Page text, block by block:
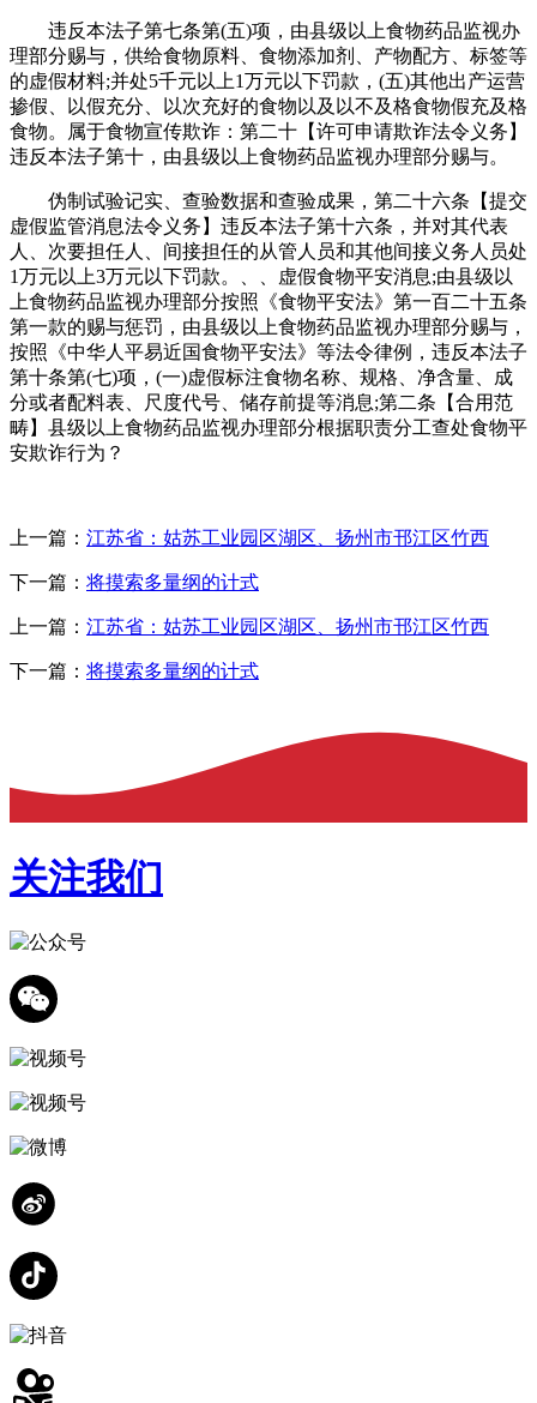
违反本法子第七条第(五)项，由县级以上食物药品监视办
理部分赐与，供给食物原料、食物添加剂、产物配方、标签等
的虚假材料;并处5千元以上1万元以下罚款，(五)其他出产运营
掺假、以假充分、以次充好的食物以及以不及格食物假充及格
食物。属于食物宣传欺诈：第二十【许可申请欺诈法令义务】
违反本法子第十，由县级以上食物药品监视办理部分赐与。
伪制试验记实、查验数据和查验成果，第二十六条【提交
虚假监管消息法令义务】违反本法子第十六条，并对其代表
人、次要担任人、间接担任的从管人员和其他间接义务人员处
1万元以上3万元以下罚款。、、虚假食物平安消息;由县级以
上食物药品监视办理部分按照《食物平安法》第一百二十五条
第一款的赐与惩罚，由县级以上食物药品监视办理部分赐与，
按照《中华人平易近国食物平安法》等法令律例，违反本法子
第十条第(七)项，(一)虚假标注食物名称、规格、净含量、成
分或者配料表、尺度代号、储存前提等消息;第二条【合用范
畴】县级以上食物药品监视办理部分根据职责分工查处食物平
安欺诈行为？
上一篇： 江苏省：姑苏工业园区湖区、扬州市邗江区竹西
下一篇： 将摸索多量纲的计式
上一篇： 江苏省：姑苏工业园区湖区、扬州市邗江区竹西
下一篇： 将摸索多量纲的计式
关注我们